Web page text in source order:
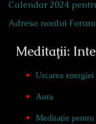
Calendar 2024
Adresa noului Forum
Meditații:
Urcarea
Aura
Meditație